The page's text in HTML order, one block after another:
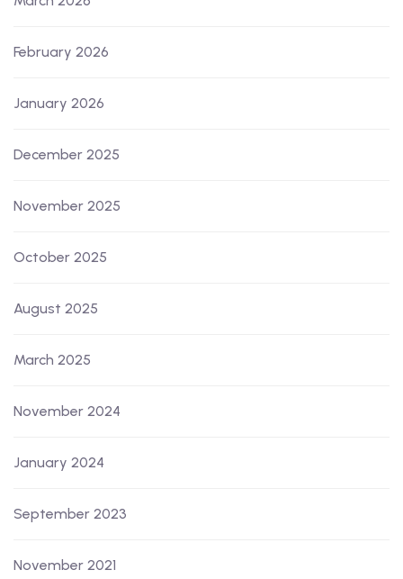
February 2026
January 2026
December 2025
November 2025
October 2025
August 2025
March 2025
November 2024
January 2024
September 2023
November 2021